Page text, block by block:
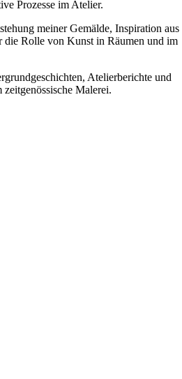
Prozesse im Atelier.
meiner Gemälde, Inspiration aus
die Rolle von Kunst in Räumen und im
Atelierberichte und
Malerei.